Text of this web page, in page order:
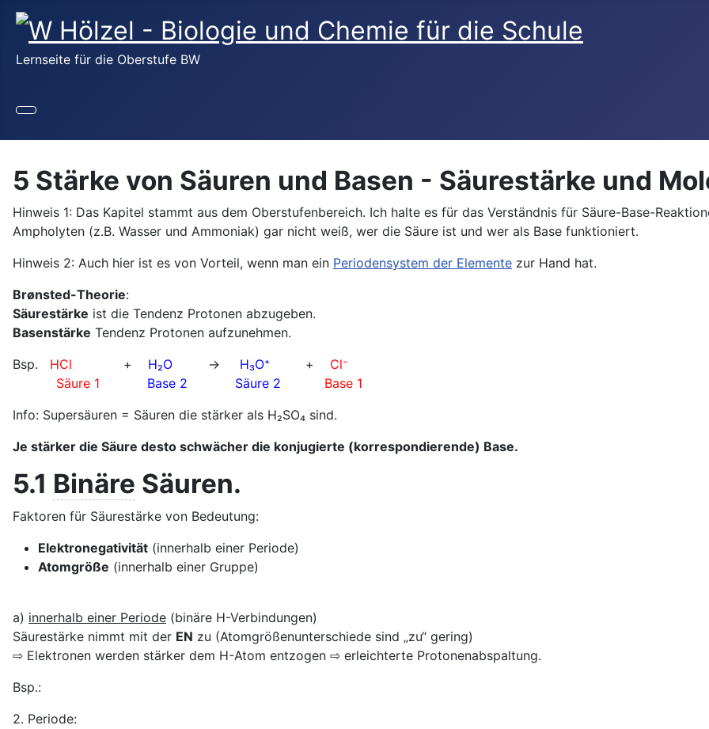
Lernseite für die Oberstufe BW
5 Stärke von Säuren und Basen - Säurestärke und
Hinweis 1: Das Kapitel stammt aus dem Oberstufenbereich. Ich halte es für das Verständnis für Säure-Base-
Ampholyten (z.B. Wasser und Ammoniak) gar nicht weiß, wer die Säure ist und wer als Base funktioniert.
Hinweis 2: Auch hier ist es von Vorteil, wenn man ein Periodensystem der Elemente zur Hand hat.
Brønsted-Theorie:
Säurestärke ist die Tendenz Protonen abzugeben.
Basenstärke Tendenz Protonen aufzunehmen.
Bsp.
HCl + H₂O → H₃O⁺ + Cl⁻
Säure 1
Base 2 Säure 2
Base 1
Info: Supersäuren = Säuren die stärker als H₂SO₄ sind.
Je stärker die Säure desto schwächer die konjugierte (korrespondierende) Base.
5.1 Binäre Säuren.
Faktoren für Säurestärke von Bedeutung:
Elektronegativität (innerhalb einer Periode)
Atomgröße (innerhalb einer Gruppe)
a) innerhalb einer Periode (binäre H-Verbindungen)
Säurestärke nimmt mit der EN zu (Atomgrößenunterschiede sind „zu“ gering)
⇨ Elektronen werden stärker dem H-Atom entzogen ⇨ erleichterte Protonenabspaltung.
Bsp.:
2. Periode: